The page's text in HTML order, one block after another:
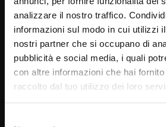
analizzare il nostro traffico.
informazioni sul modo in cui utilizzi
nostri partner che si occupano di
pubblicità e social media, i quali
con altre informazioni che hai
raccolto dal tuo utilizzo dei loro
Via C. Rolando 111, Gozzano (NO)
P.IVA 00265030031
Telefono:0322 93516